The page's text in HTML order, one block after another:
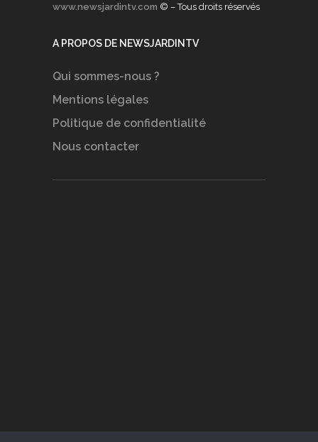
www.newsjardintv.com © – Tous droits réservés
A PROPOS DE NEWSJARDINTV
Qui sommes-nous ?
Mentions légales
Politique de confidentialité
Nous contacter